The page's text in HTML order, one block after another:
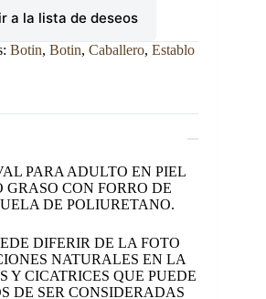
a la lista de deseos
Botin, Botin, Caballero, Establo
PARA ADULTO EN PIEL
CON FORRO DE
DE POLIURETANO.
DIFERIR DE LA FOTO
NATURALES EN LA
Y CICATRICES QUE PUEDE
DE SER CONSIDERADAS